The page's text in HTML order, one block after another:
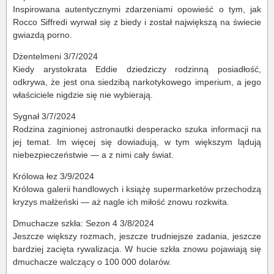
Inspirowana autentycznymi zdarzeniami opowieść o tym, jak
Rocco Siffredi wyrwał się z biedy i został największą na świecie
gwiazdą porno.
Dżentelmeni 3/7/2024
Kiedy arystokrata Eddie dziedziczy rodzinną posiadłość,
odkrywa, że jest ona siedzibą narkotykowego imperium, a jego
właściciele nigdzie się nie wybierają.
Sygnał 3/7/2024
Rodzina zaginionej astronautki desperacko szuka informacji na
jej temat. Im więcej się dowiadują, w tym większym lądują
niebezpieczeństwie — a z nimi cały świat.
Królowa łez 3/9/2024
Królowa galerii handlowych i książę supermarketów przechodzą
kryzys małżeński — aż nagle ich miłość znowu rozkwita.
Dmuchacze szkła: Sezon 4 3/8/2024
Jeszcze większy rozmach, jeszcze trudniejsze zadania, jeszcze
bardziej zacięta rywalizacja. W hucie szkła znowu pojawiają się
dmuchacze walczący o 100 000 dolarów.